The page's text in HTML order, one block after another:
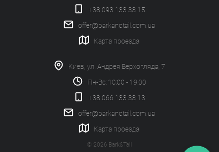
+38 093 133 38 15
offer@barkandtail.com.ua
Карта проезда
Киев, ул. Андрея Верхогляда, 7
Пн-Вс: 10:00 - 19:00
+38 066 133 38 13
offer@barkandtail.com.ua
Карта проезда
© 2026 Bark&Tail